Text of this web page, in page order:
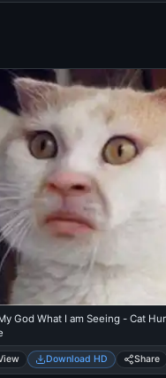
God What I am Seeing - Cat
Download HD Share